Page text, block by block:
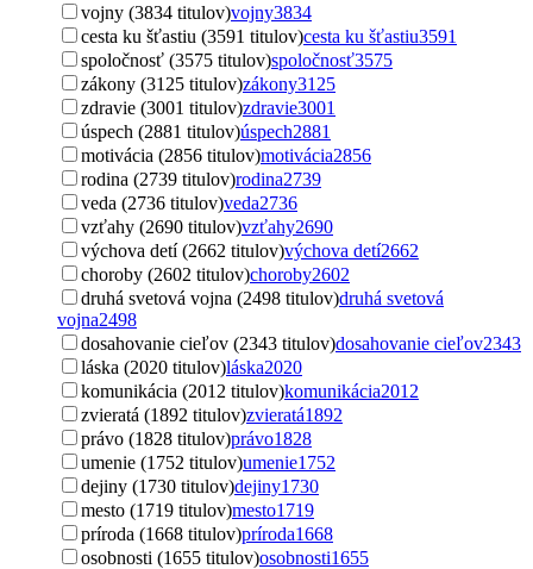
vojny (3834 titulov)vojny3834
cesta ku šťastiu (3591 titulov)cesta ku šťastiu3591
spoločnosť (3575 titulov)spoločnosť3575
zákony (3125 titulov)zákony3125
zdravie (3001 titulov)zdravie3001
úspech (2881 titulov)úspech2881
motivácia (2856 titulov)motivácia2856
rodina (2739 titulov)rodina2739
veda (2736 titulov)veda2736
vzťahy (2690 titulov)vzťahy2690
výchova detí (2662 titulov)výchova detí2662
choroby (2602 titulov)choroby2602
druhá svetová vojna (2498 titulov)druhá svetová
vojna2498
dosahovanie cieľov (2343 titulov)dosahovanie cieľov2343
láska (2020 titulov)láska2020
komunikácia (2012 titulov)komunikácia2012
zvieratá (1892 titulov)zvieratá1892
právo (1828 titulov)právo1828
umenie (1752 titulov)umenie1752
dejiny (1730 titulov)dejiny1730
mesto (1719 titulov)mesto1719
príroda (1668 titulov)príroda1668
osobnosti (1655 titulov)osobnosti1655